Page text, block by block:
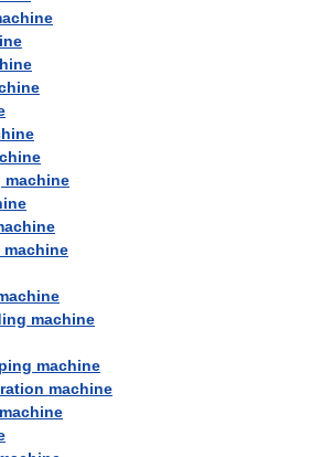
machine
machine
machine
machine